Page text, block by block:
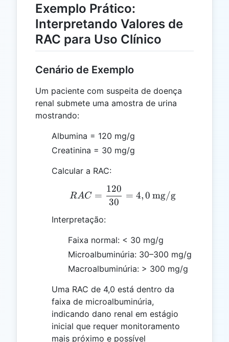
Exemplo Prático:
Interpretando Valores de
RAC para Uso Clínico
Cenário de Exemplo
Um paciente com suspeita de doença
renal submete uma amostra de urina
mostrando:
Albumina = 120 mg/g
Creatinina = 30 mg/g
Calcular a RAC:
RAC =
RAC =
30
120
= 4,0 mg/g
Interpretação:
Faixa normal: < 30 mg/g
Microalbuminúria: 30–300 mg/g
Macroalbuminúria: > 300 mg/g
Uma RAC de 4,0 está dentro da
faixa de microalbuminúria,
indicando dano renal em estágio
inicial que requer monitoramento
mais próximo e possível